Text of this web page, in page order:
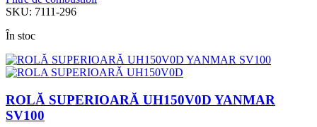
SKU: 7111-296
În stoc
ROLĂ SUPERIOARĂ UH150V0D YANMAR
SV100